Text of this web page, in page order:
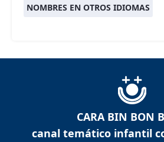
NOMBRES EN OTROS IDIOMAS
CARA BIN BON
canal temático infantil